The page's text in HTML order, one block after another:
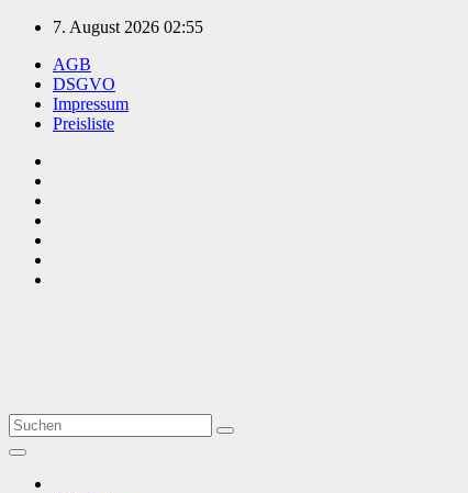
Zum
springen
7. August 2026 02:55
AGB
DSGVO
Impressum
Preisliste